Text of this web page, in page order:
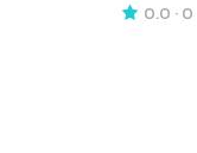
0.0 ·0